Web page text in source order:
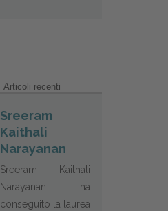
Articoli recenti
Sreeram
Kaithali
Narayanan
Sreeram Kaithali
Narayanan ha
conseguito la laurea